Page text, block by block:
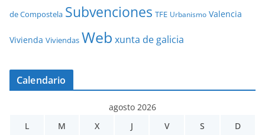
de Compostela Subvenciones TFE Urbanismo Valencia
Vivienda Viviendas Web xunta de galicia
Calendario
agosto 2026
L
M X J V S D